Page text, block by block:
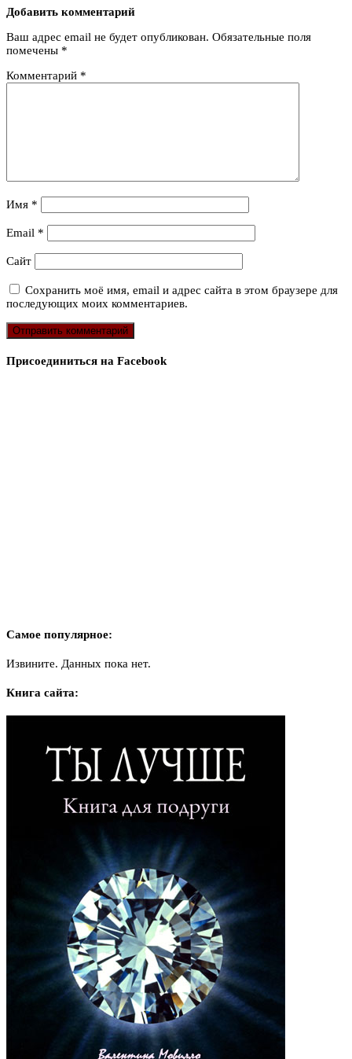
Добавить комментарий
Ваш адрес email не будет опубликован. Обязательные поля
помечены *
Комментарий *
Имя *
Email *
Сайт
Сохранить моё имя, email и адрес сайта в этом браузере для
последующих моих комментариев.
Присоединиться на Facebook
Самое популярное:
Извините. Данных пока нет.
Книга сайта: